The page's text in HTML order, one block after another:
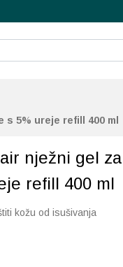
s 5% ureje refill 400 ml
nježni gel za
refill 400 ml
kožu od isušivanja